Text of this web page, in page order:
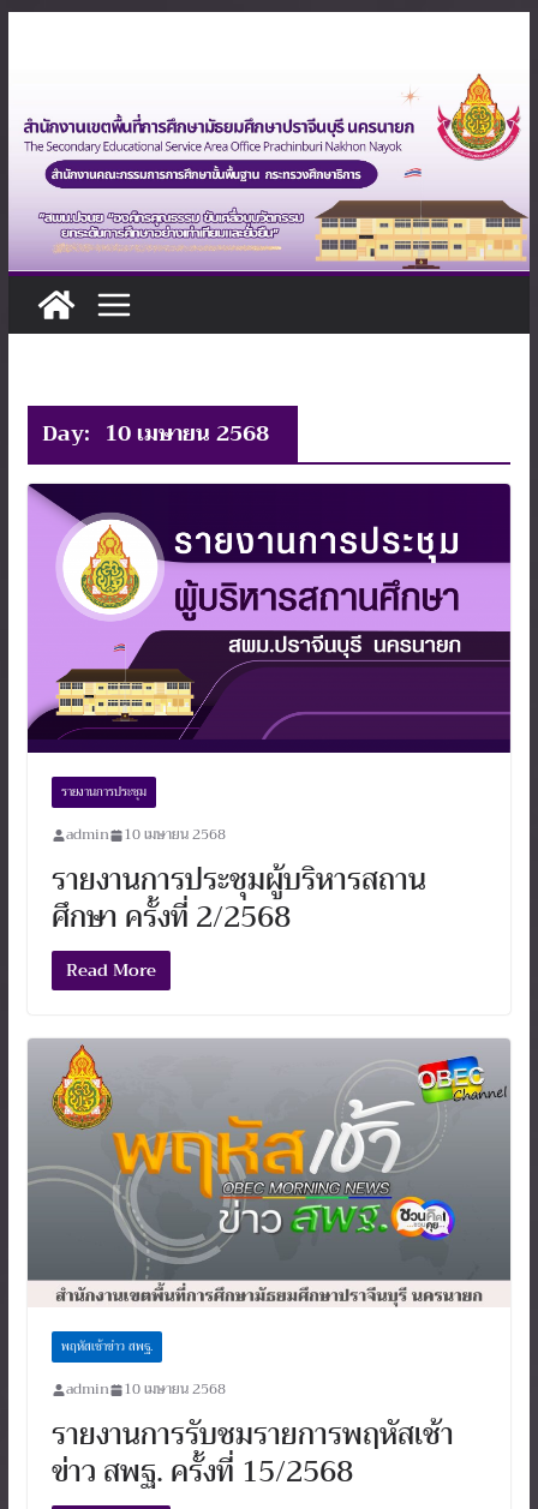
Day: 10 เมษายน 2568
รายงานการประชุม
admin 10 เมษายน 2568
รายงานการประชุมผู้บริหารสถาน
ศึกษา ครั้งที่ 2/2568
Read More
พฤหัสเช้าข่าว สพฐ.
admin 10 เมษายน 2568
รายงานการรับชมรายการพฤหัสเช้า
ข่าว สพฐ. ครั้งที่ 15/2568